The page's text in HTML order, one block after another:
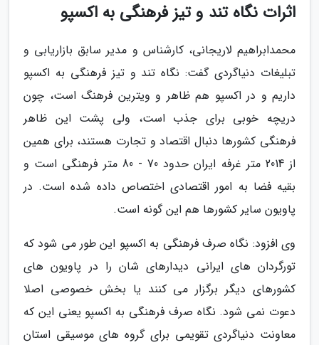
اثرات نگاه تند و تیز فرهنگی به اکسپو
محمدابراهیم لاریجانی، کارشناس و مدیر سابق بازاریابی و
تبلیغات دنیاگردی گفت: نگاه تند و تیز فرهنگی به اکسپو
داریم و در اکسپو هم ظاهر و ویترین فرهنگ است، چون
دریچه خوبی برای جذب است، ولی پشت این ظاهر
فرهنگی کشورها دنبال اقتصاد و تجارت هستند، برای همین
از 2014 متر غرفه ایران حدود 70 - 80 متر فرهنگی است و
بقیه فضا به امور اقتصادی اختصاص داده شده است. در
پاویون سایر کشورها هم این گونه است.
وی افزود: نگاه صرف فرهنگی به اکسپو این طور می شود که
تورگردان های ایرانی دیدارهای شان را در پاویون های
کشورهای دیگر برگزار می کنند یا بخش خصوصی اصلا
دعوت نمی شود. نگاه صرف فرهنگی به اکسپو یعنی این که
معاونت دنیاگردی تقویمی برای گروه های موسیقی استان